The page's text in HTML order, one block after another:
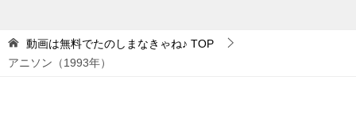
動画は無料でたのしまなきゃね♪ TOP
アニソン（1993年）